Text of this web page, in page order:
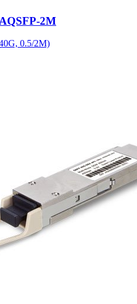
2M
0.5/2M)